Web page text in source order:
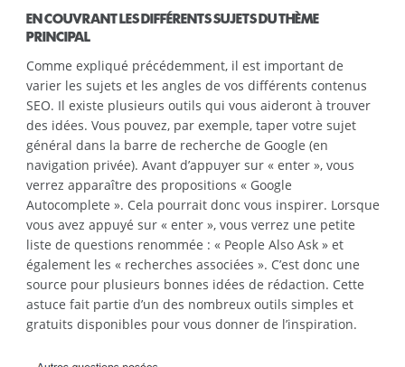
EN COUVRANT LES DIFFÉRENTS SUJETS DU THÈME
PRINCIPAL
Comme expliqué précédemment, il est important de
varier les sujets et les angles de vos différents contenus
SEO. Il existe plusieurs outils qui vous aideront à trouver
des idées. Vous pouvez, par exemple, taper votre sujet
général dans la barre de recherche de Google (en
navigation privée). Avant d’appuyer sur « enter », vous
verrez apparaître des propositions « Google
Autocomplete ». Cela pourrait donc vous inspirer. Lorsque
vous avez appuyé sur « enter », vous verrez une petite
liste de questions renommée : « People Also Ask » et
également les « recherches associées ». C’est donc une
source pour plusieurs bonnes idées de rédaction. Cette
astuce fait partie d’un des nombreux outils simples et
gratuits disponibles pour vous donner de l’inspiration.